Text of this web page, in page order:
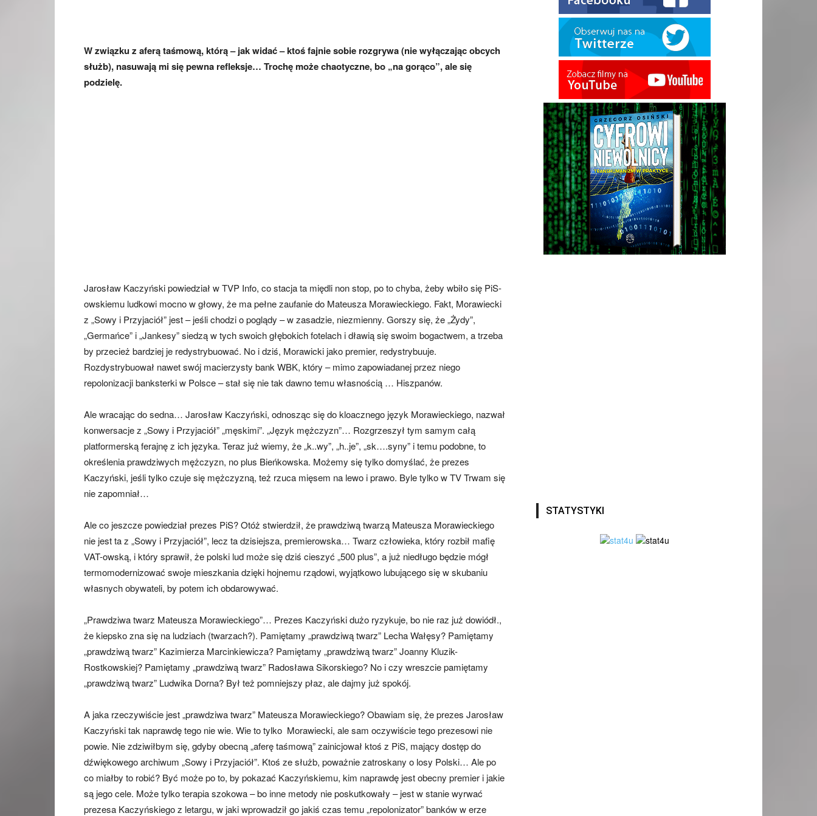
W związku z aferą taśmową, którą – jak widać – ktoś fajnie sobie rozgrywa (nie wyłączając obcych
służb), nasuwają mi się pewna refleksje… Trochę może chaotyczne, bo „na gorąco”, ale się
podzielę.
Jarosław Kaczyński powiedział w TVP Info, co stacja ta międli non stop, po to chyba, żeby wbiło się PiS-
owskiemu ludkowi mocno w głowy, że ma pełne zaufanie do Mateusza Morawieckiego. Fakt, Morawiecki
z „Sowy i Przyjaciół” jest – jeśli chodzi o poglądy – w zasadzie, niezmienny. Gorszy się, że „Żydy”,
„Germańce” i „Jankesy” siedzą w tych swoich głębokich fotelach i dławią się swoim bogactwem, a trzeba
by przecież bardziej je redystrybuować. No i dziś, Morawicki jako premier, redystrybuuje.
Rozdystrybuował nawet swój macierzysty bank WBK, który – mimo zapowiadanej przez niego
repolonizacji banksterki w Polsce – stał się nie tak dawno temu własnością … Hiszpanów.
Ale wracając do sedna… Jarosław Kaczyński, odnosząc się do kloacznego język Morawieckiego, nazwał
konwersacje z „Sowy i Przyjaciół” „męskimi”. „Język mężczyzn”… Rozgrzeszył tym samym całą
platformerską ferajnę z ich języka. Teraz już wiemy, że „k..wy”, „h..je”, „sk….syny” i temu podobne, to
określenia prawdziwych mężczyzn, no plus Bieńkowska. Możemy się tylko domyślać, że prezes
Kaczyński, jeśli tylko czuje się mężczyzną, też rzuca mięsem na lewo i prawo. Byle tylko w TV Trwam się
nie zapomniał…
Ale co jeszcze powiedział prezes PiS? Otóż stwierdził, że prawdziwą twarzą Mateusza Morawieckiego
nie jest ta z „Sowy i Przyjaciół”, lecz ta dzisiejsza, premierowska… Twarz człowieka, który rozbił mafię
VAT-owską, i który sprawił, że polski lud może się dziś cieszyć „500 plus”, a już niedługo będzie mógł
termomodernizować swoje mieszkania dzięki hojnemu rządowi, wyjątkowo lubującego się w skubaniu
własnych obywateli, by potem ich obdarowywać.
„Prawdziwa twarz Mateusza Morawieckiego”… Prezes Kaczyński dużo ryzykuje, bo nie raz już dowiódł.,
że kiepsko zna się na ludziach (twarzach?). Pamiętamy „prawdziwą twarz” Lecha Wałęsy? Pamiętamy
„prawdziwą twarz” Kazimierza Marcinkiewicza? Pamiętamy „prawdziwą twarz” Joanny Kluzik-
Rostkowskiej? Pamiętamy „prawdziwą twarz” Radosława Sikorskiego? No i czy wreszcie pamiętamy
„prawdziwą twarz” Ludwika Dorna? Był też pomniejszy płaz, ale dajmy już spokój.
A jaka rzeczywiście jest „prawdziwa twarz” Mateusza Morawieckiego? Obawiam się, że prezes Jarosław
Kaczyński tak naprawdę tego nie wie. Wie to tylko Morawiecki, ale sam oczywiście tego prezesowi nie
powie. Nie zdziwiłbym się, gdyby obecną „aferę taśmową” zainicjował ktoś z PiS, mający dostęp do
dźwiękowego archiwum „Sowy i Przyjaciół”. Ktoś ze służb, poważnie zatroskany o losy Polski… Ale po
co miałby to robić? Być może po to, by pokazać Kaczyńskiemu, kim naprawdę jest obecny premier i jakie
są jego cele. Może tylko terapia szokowa – bo inne metody nie poskutkowały – jest w stanie wyrwać
prezesa Kaczyńskiego z letargu, w jaki wprowadził go jakiś czas temu „repolonizator” banków w erze
STATYSTYKI